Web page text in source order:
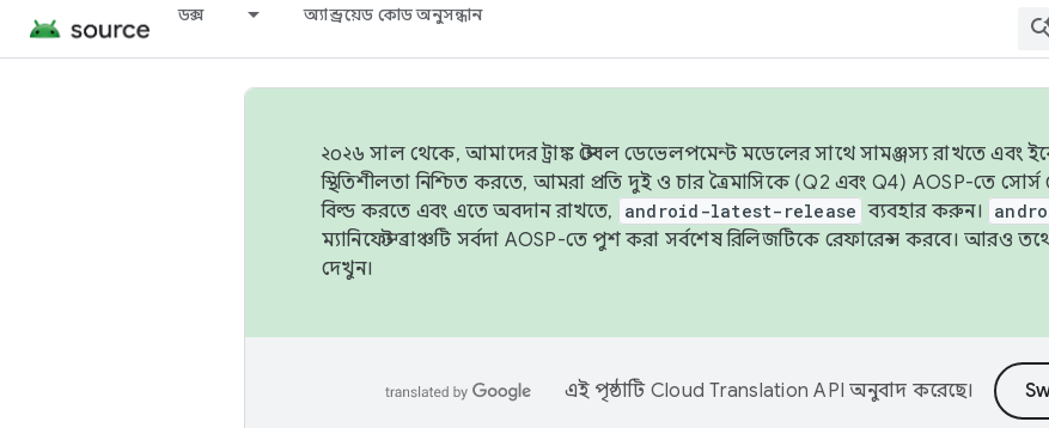
ডক্স অ্যান্ড্রয়েড কোড অনুসন্ধান
২০২৬ সাল থেকে, আমাদের ট্রাঙ্ক স্টেবল ডেভেলপমেন্ট মডেলের সাথে সামঞ্জস্য রাখতে এবং
স্থিতিশীলতা নিশ্চিত করতে, আমরা প্রতি দুই ও চার ত্রৈমাসিকে (Q2 এবং Q4) AOSP-তে
বিল্ড করতে এবং এতে অবদান রাখতে,
android-latest-release ব্যবহার করুন।
ম্যানিফেস্ট ব্রাঞ্চটি সর্বদা AOSP-তে পুশ করা সর্বশেষ রিলিজটিকে রেফারেন্স করবে। আরও
দেখুন।
এই পৃষ্ঠাটি Cloud Translation API অনুবাদ করেছে।